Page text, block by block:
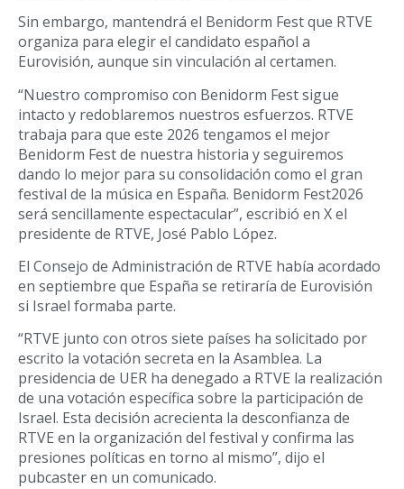
Sin embargo, mantendrá el Benidorm Fest que RTVE
organiza para elegir el candidato español a
Eurovisión, aunque sin vinculación al certamen.
“Nuestro compromiso con Benidorm Fest sigue
intacto y redoblaremos nuestros esfuerzos. RTVE
trabaja para que este 2026 tengamos el mejor
Benidorm Fest de nuestra historia y seguiremos
dando lo mejor para su consolidación como el gran
festival de la música en España. Benidorm Fest2026
será sencillamente espectacular”, escribió en X el
presidente de RTVE, José Pablo López.
El Consejo de Administración de RTVE había acordado
en septiembre que España se retiraría de Eurovisión
si Israel formaba parte.
“RTVE junto con otros siete países ha solicitado por
escrito la votación secreta en la Asamblea. La
presidencia de UER ha denegado a RTVE la realización
de una votación específica sobre la participación de
Israel. Esta decisión acrecienta la desconfianza de
RTVE en la organización del festival y confirma las
presiones políticas en torno al mismo”, dijo el
pubcaster en un comunicado.